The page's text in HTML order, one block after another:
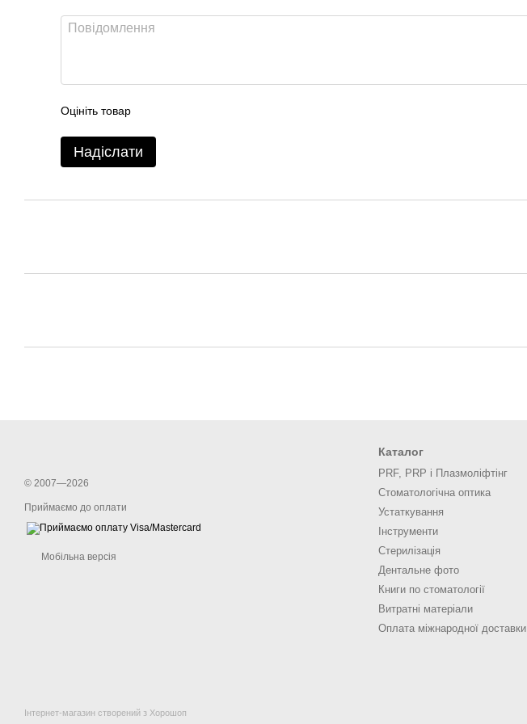
Оцініть товар
Надіслати
© 2007—2026
Приймаємо до оплати
Мобільна версія
Інтернет-магазин створений з Хорошоп
Каталог
PRF, PRP і Плазмоліфтінг
Стоматологічна оптика
Устаткування
Інструменти
Стерилізація
Дентальне фото
Книги по стоматології
Витратні матеріали
Оплата міжнародної доставки